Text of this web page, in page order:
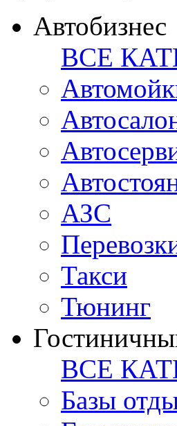
Автобизнес
ВСЕ
АЗС
Такси
Тюнинг
ВСЕ
Базы